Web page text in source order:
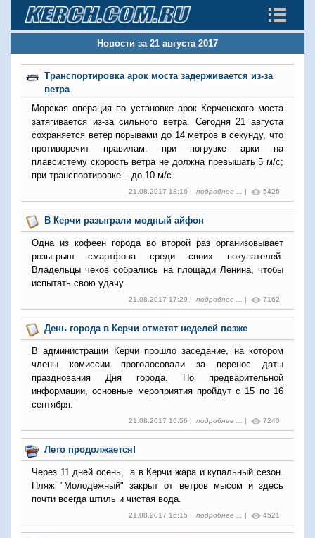
Новости за 21 августа 2017
Транспортировка арок моста задерживается из-за
ветра
Морская операция по установке арок Керченского моста
затягивается из-за сильного ветра. Сегодня 21 августа
сохраняется ветер порывами до 14 метров в секунду, что
противоречит правилам: при погрузке арки на
плавсистему скорость ветра не должна превышать 5 м/с;
при транспортировке – до 10 м/с.
21.08.2017 18:16 | подробнее ... | 5426
В Керчи разыграли модный айфон
Одна из кофеен города во второй раз организовывает
розыгрыш смартфона среди своих покупателей.
Владельцы чеков собрались на площади Ленина, чтобы
испытать свою удачу.
21.08.2017 17:29 | подробнее ... | 7162
День города в Керчи отметят неделей позже
В администрации Керчи прошло заседание, на котором
члены комиссии проголосовали за перенос даты
празднования Дня города. По предварительной
информации, основные мероприятия пройдут с 15 по 16
сентября.
21.08.2017 16:56 | подробнее ... | 7240
Лето продолжается!
Через 11 дней осень, а в Керчи жара и купальный сезон.
Пляж "Молодежный" закрыт от ветров мысом и здесь
почти всегда штиль и чистая вода.
21.08.2017 16:15 | подробнее ... | 4521